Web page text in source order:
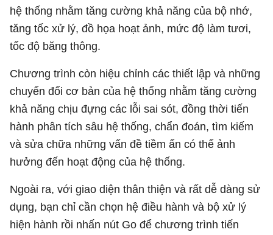
hệ thống nhằm tăng cường khả năng của bộ nhớ,
tăng tốc xử lý, đồ họa hoạt ảnh, mức độ làm tươi,
tốc độ băng thông.
Chương trình còn hiệu chỉnh các thiết lập và những
chuyển đổi cơ bản của hệ thống nhằm tăng cường
khả năng chịu đựng các lỗi sai sót, đồng thời tiến
hành phân tích sâu hệ thống, chẩn đoán, tìm kiếm
và sửa chữa những vấn đề tiềm ẩn có thể ảnh
hưởng đến hoạt động của hệ thống.
Ngoài ra, với giao diện thân thiện và rất dễ dàng sử
dụng, bạn chỉ cần chọn hệ điều hành và bộ xử lý
hiện hành rồi nhấn nút Go để chương trình tiến